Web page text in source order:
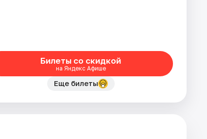
Билеты со скидкой
на Яндекс Афише
Еще билеты